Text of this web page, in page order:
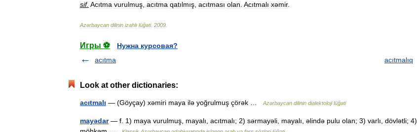
sif. Acıtma vurulmuş acıtma qatılmış acıtması olan Acıtmalı xəmir.
Azərbaycan dilinin izahlı lüğəti. 2009
Игры ⚽
Нужна курсовая?
acıtma
acıtmalıq
Look at other dictionaries:
acıtmalı — (Göyçay) xəmiri maya ilə yoğrulmuş çörək … Azərbaycan dilinin dialektoloji lüğəti
mayədar— f. 1) maya vurulmuş, mayalı, acıtmalı; 2) sərmayəli, mayalı, əlində pulu olan; 3) varlı, dövlətli; 4)